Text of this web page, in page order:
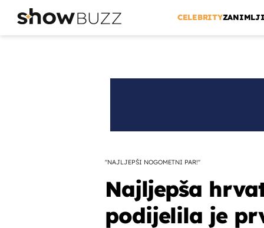
CELEBRITY
''NAJLJEPŠI NOGOMETNI PAR!''
Najljepša
podijelila je